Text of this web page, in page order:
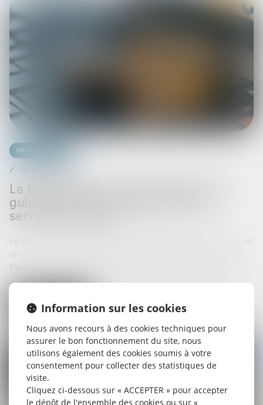
La BCE établit la version finale de son
guide relatif à l’externalisation des
services en nuage
Droit bancaire
Le guide définit les attentes prudentielles relatives à la mise en
œuvre des exigences énoncées dans le règlement DORA et
fournit un ensemble de bonnes pratiques pour une gestio...
Lire la suite
Information sur les cookies
Nous avons recours à des cookies techniques pour
assurer le bon fonctionnement du site, nous
utilisons également des cookies soumis à votre
consentement pour collecter des statistiques de
visite.
Cliquez ci-dessous sur « ACCEPTER » pour accepter
le dépôt de l'ensemble des cookies ou sur «